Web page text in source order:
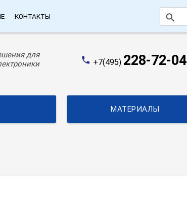
КОНТАКТЫ search
для
phone +7(495) 228-72-04
МАТЕРИАЛЫ